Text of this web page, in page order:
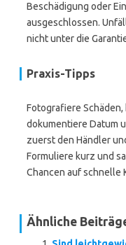
Beschädigung oder
ausgeschlossen.
nicht unter die
Praxis-Tipps
Fotografiere
dokumentiere Datum
zuerst den Händler
Formuliere kurz und
Chancen auf schnelle
Ähnliche